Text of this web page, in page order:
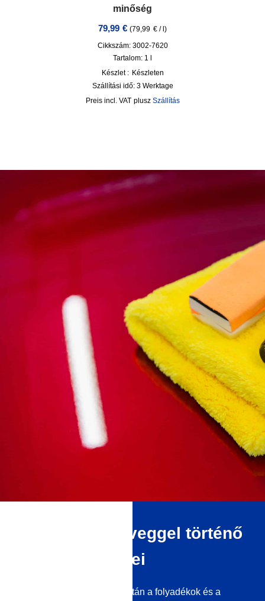
minőség
79,99 € (79,99 € /l)
Cikkszám: 3002-7620
Tartalom: 1
Készlet : Készleten
Szállítási idő: 3 Werktage
incl. VAT plusz Szállítás
A folyékony üveggel történő
bevonat előnyei
A folyékony üvegbevonat után a folyadékok és a